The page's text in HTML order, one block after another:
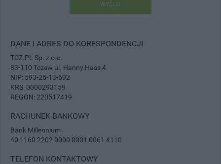
WYŚLIJ
DANE I ADRES DO KORESPONDENCJI
TCZ.PL Sp. z o.o.
83-110 Tczew ul. Hanny Hass 4
NIP: 593-25-13-692
KRS: 0000293159
REGON: 220517419
RACHUNEK BANKOWY
Bank Millennium
40 1160 2202 0000 0001 0061 4110
TELEFON KONTAKTOWY